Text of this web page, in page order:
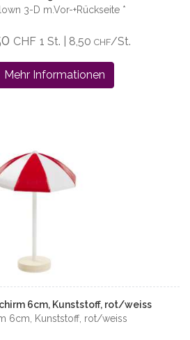
3-D m.Vor-+Rückseite *
CHF 1 St. | 8,50 CHF/St.
Mehr Informationen
6cm, Kunststoff, rot/weiss
6cm, Kunststoff, rot/weiss